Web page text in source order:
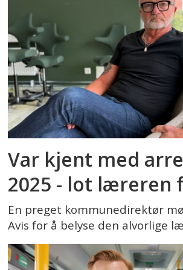
Var kjent med
2025 - lot læreren
En preget kommunedirektør
Avis for å belyse den alvorlige